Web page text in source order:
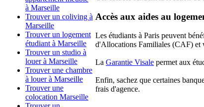
à Marseille
Trouver un coliving à
Marseille
Trouver un logement
étudiant à Marseille
Trouver un studio à
louer à Marseille
Trouver une chambre
à louer à Marseille
Trouver une
colocation Marseille
Accès aux aides au
Les étudiants à Paris peuvent
d'Allocations Familiales (CAF) et
La Garantie Visale permet aux
Enfin, sachez que certaines
frais d'agence.